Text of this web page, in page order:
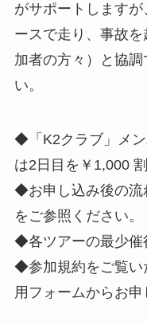
がサポートします
ースで走り、事故
加者の方々）と協
い。
◆「K2クラブ」メ
は2日目を￥1,000
◆お申し込み後の流
をご参照ください。
◆各ツアーの最少催
◆参加規約をご覧い
用フォームからお申